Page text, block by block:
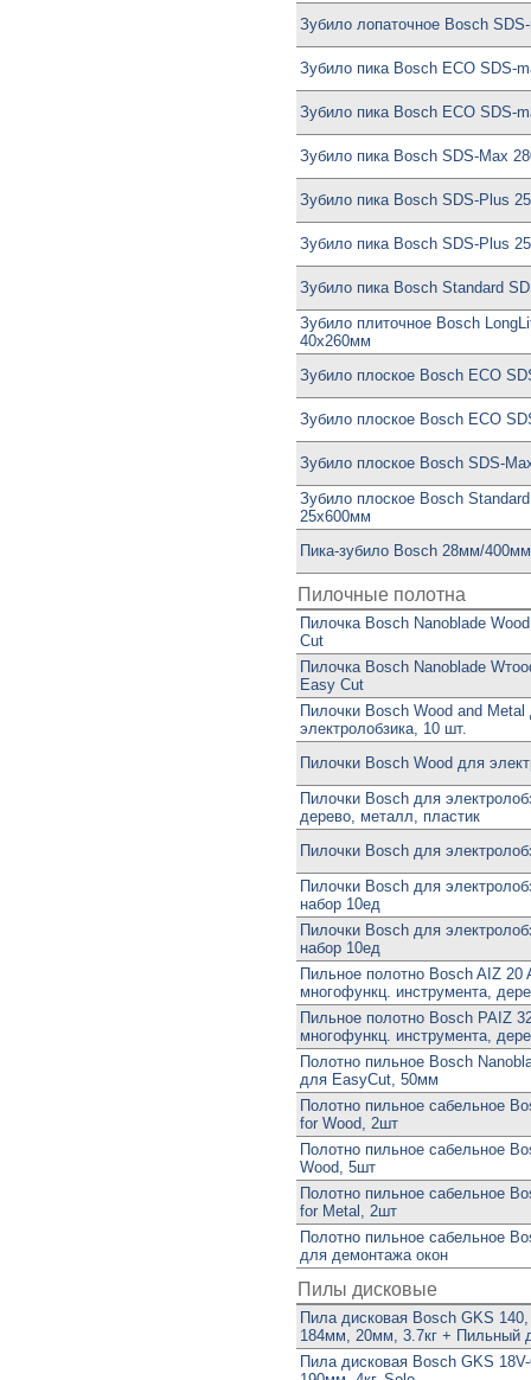
Зубило лопаточное Bosch
Зубило пика Bosch ECO SDS-
Зубило пика Bosch ECO SDS-
Зубило пика Bosch SDS-Max
Зубило пика Bosch SDS-Plus
Зубило пика Bosch SDS-Plus
Зубило пика Bosch Standard
Зубило плиточное Bosch
40x260мм
Зубило плоское Bosch ECO
Зубило плоское Bosch ECO
Зубило плоское Bosch SDS-
Зубило плоское Bosch
25x600мм
Пика-зубило Bosch 28мм/
Пилочные полотна
Пилочка Bosch Nanoblade
Cut
Пилочка Bosch Nanoblade
Easy Cut
Пилочки Bosch Wood and Metal
электролобзика, 10 шт.
Пилочки Bosch Wood для
Пилочки Bosch для
дерево, металл, пластик
Пилочки Bosch для
Пилочки Bosch для
набор 10ед
Пилочки Bosch для
набор 10ед
Пильное полотно Bosch AIZ 20
многофункц. инструмента,
Пильное полотно Bosch PAIZ
многофункц. инструмента,
Полотно пильное Bosch
для EasyCut, 50мм
Полотно пильное сабельное
for Wood, 2шт
Полотно пильное сабельное
Wood, 5шт
Полотно пильное сабельное
for Metal, 2шт
Полотно пильное сабельное
для демонтажа окон
Пилы дисковые
Пила дисковая Bosch GKS
184мм, 20мм, 3.7кг + Пильный
Пила дисковая Bosch GKS